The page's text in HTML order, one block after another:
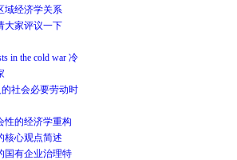
域经济学关系
大家评议一下
in the cold war 冷
社会必要劳动时
性的经济学重构
核心观点简述
国有企业治理特